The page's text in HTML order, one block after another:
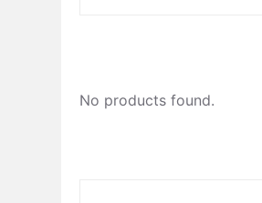
No products found.